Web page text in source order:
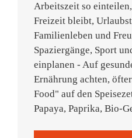
Arbeitszeit so
Freizeit bleibt,
Familienleben und
Spaziergänge, Sport
einplanen - Auf
Ernährung achten,
Food" auf den
Papaya, Paprika, Bio-